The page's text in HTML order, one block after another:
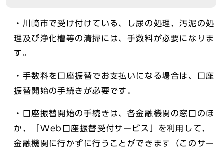
・川崎市で受け付けている、し尿の処理、汚泥の処
理及び浄化槽等の清掃には、手数料が必要になりま
す。
・手数料を口座振替でお支払いになる場合は、口座
振替開始の手続きが必要です。
・口座振替開始の手続きは、各金融機関の窓口のほ
か、「Web口座振替受付サービス」を利用して、
金融機関に行かずに行うことができます（このサー